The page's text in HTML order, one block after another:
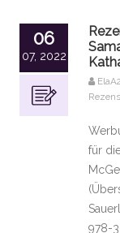
06
07, 2022
für
978-